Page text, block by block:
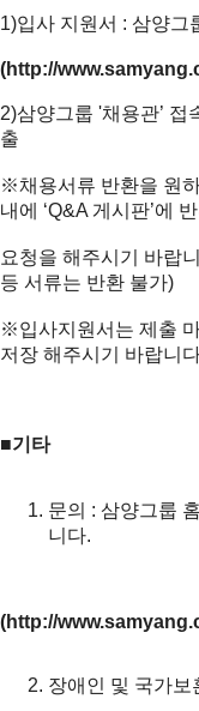
1)입사 지원서 : 삼양그
(http://
2)삼양그룹 '채용관’
출
※채용서류 반환을 원
내에 ‘Q&A 게시판’에
요청을 해주시기 바랍
등 서류는 반환 불가)
※입사지원서는 제출
저장 해주시기 바랍니
■기타
문의 : 삼양그룹
니다.
(http://
장애인 및 국가보